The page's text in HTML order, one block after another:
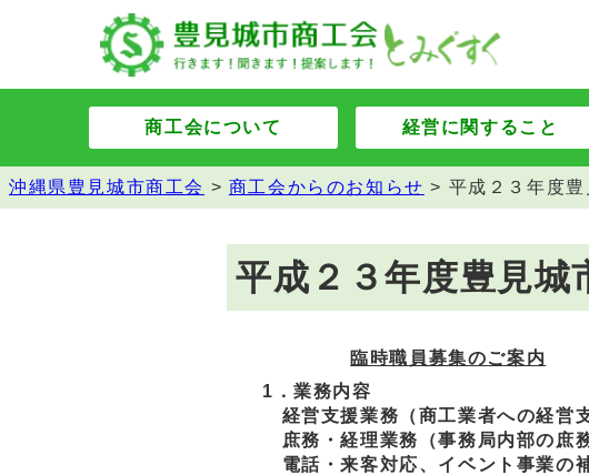
商工会について 経営に関すること
沖縄県豊見城市商工会 > 商工会からのお知らせ > 平成２３年度
平成２３年度豊見城
臨時職員募集のご案内
1．業務内容
経営支援業務（商工業者への経営
庶務・経理業務（事務局内部の庶
電話・来客対応、イベント事業の